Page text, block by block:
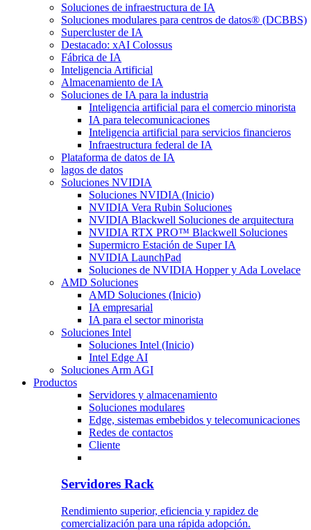
Soluciones de infraestructura de IA
Soluciones modulares para centros de datos® (DCBBS)
Supercluster de IA
Destacado: xAI Colossus
Fábrica de IA
Inteligencia Artificial
Almacenamiento de IA
Soluciones de IA para la industria
Inteligencia artificial para el comercio minorista
IA para telecomunicaciones
Inteligencia artificial para servicios financieros
Infraestructura federal de IA
Plataforma de datos de IA
lagos de datos
Soluciones NVIDIA
Soluciones NVIDIA (Inicio)
NVIDIA Vera Rubin Soluciones
NVIDIA Blackwell Soluciones de arquitectura
NVIDIA RTX PRO™ Blackwell Soluciones
Supermicro Estación de Super IA
NVIDIA LaunchPad
Soluciones de NVIDIA Hopper y Ada Lovelace
AMD Soluciones
AMD Soluciones (Inicio)
IA empresarial
IA para el sector minorista
Soluciones Intel
Soluciones Intel (Inicio)
Intel Edge AI
Soluciones Arm AGI
Productos
Servidores y almacenamiento
Soluciones modulares
Edge, sistemas embebidos y telecomunicaciones
Redes de contactos
Cliente
Servidores Rack
Rendimiento superior, eficiencia y rapidez de
comercialización para una rápida adopción.